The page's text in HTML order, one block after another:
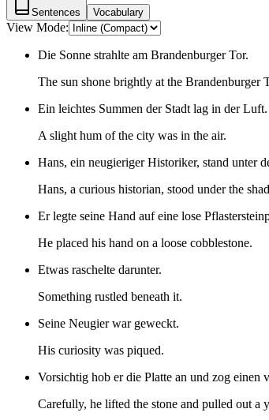
Sentences Vocabulary
View Mode:
Die Sonne strahlte am Brandenburger Tor.
The sun shone brightly at the Brandenburger
Ein leichtes Summen der Stadt lag in der Luft.
A slight hum of the city was in the air.
Hans, ein neugieriger Historiker, stand unter
Hans, a curious historian, stood under the
Er legte seine Hand auf eine lose
He placed his hand on a loose cobblestone.
Etwas raschelte darunter.
Something rustled beneath it.
Seine Neugier war geweckt.
His curiosity was piqued.
Vorsichtig hob er die Platte an und zog einen
Carefully, he lifted the stone and pulled out a